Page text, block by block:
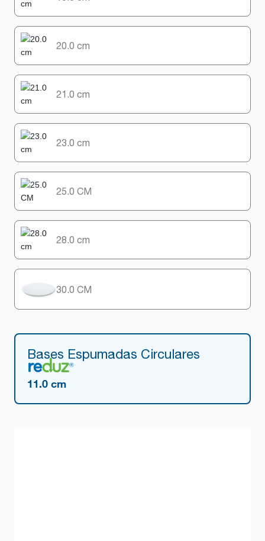
20.0 cm
21.0 cm
23.0 cm
25.0 CM
28.0 cm
30.0 CM
Bases Espumadas Circulares
11.0 cm